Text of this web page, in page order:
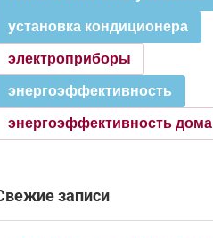
установка кондиционера
электроприборы
энергоэффективность
энергоэффективность дома
записи